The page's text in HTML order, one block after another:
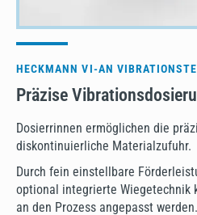
HECKMANN VI-AN
Präzise
Dosierrinnen ermöglichen die
diskontinuierliche Materialzufuhr.
Durch fein einstellbare
optional integrierte Wiegetechnik
an den Prozess angepasst